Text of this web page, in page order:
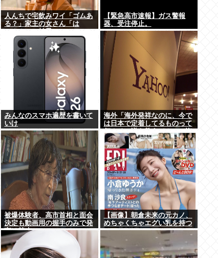
人んちで宅飲みワイ「ゴムあ
る？」家主の女さん「は
【緊急高市速報】ガス警報
器、受注停止。
みんなのスマホ遍歴を書いて
いけ
海外「海外発祥なのに、今で
は日本で定着してるものって
何？その逆も教えて！」（海
外の反応）
被爆体験者、高市首相と面会
決定も動画用の握手のみで発
言は禁止www
【画像】朝倉未来の元カノ、
めちゃくちゃエグい乳を持つ